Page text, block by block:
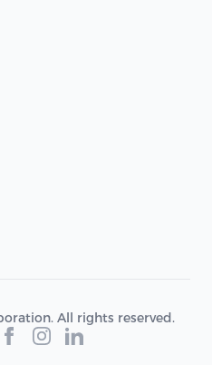
All rights reserved.